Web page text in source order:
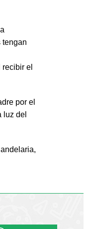
tengan
el
por el
luz del